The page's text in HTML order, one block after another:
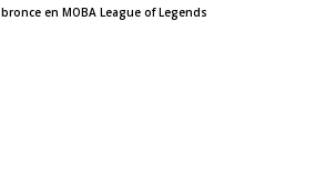
bronce en MOBA League of Legends